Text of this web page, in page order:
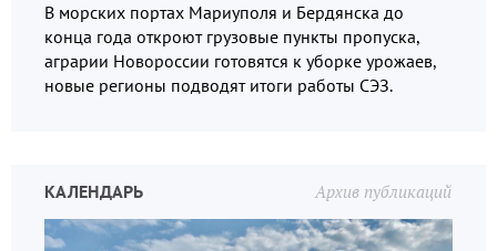
В морских портах Мариуполя и Бердянска до
конца года откроют грузовые пункты пропуска,
аграрии Новороссии готовятся к уборке урожаев,
новые регионы подводят итоги работы СЭЗ.
Архив публикаций
КАЛЕНДАРЬ